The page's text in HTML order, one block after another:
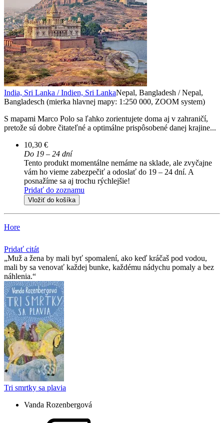
India, Sri Lanka / Indien, Sri LankaNepal, Bangladesh / Nepal,
Bangladesch (mierka hlavnej mapy: 1:250 000, ZOOM system)
S mapami Marco Polo sa ľahko zorientujete doma aj v zahraničí,
pretože sú dobre čitateľné a optimálne prispôsobené danej krajine...
10,30 €
Do 19 – 24 dní
Tento produkt momentálne nemáme na sklade, ale zvyčajne
vám ho vieme zabezpečiť a odoslať do 19 – 24 dní. A
posnažíme sa aj trochu rýchlejšie!
Pridať do zoznamu
Vložiť do košíka
Hore
Pridať citát
Muž a žena by mali byť spomalení, ako keď kráčaš pod vodou,
mali by sa venovať každej bunke, každému nádychu pomaly a bez
náhlenia.
Tri smrtky sa plavia
Vanda Rozenbergová